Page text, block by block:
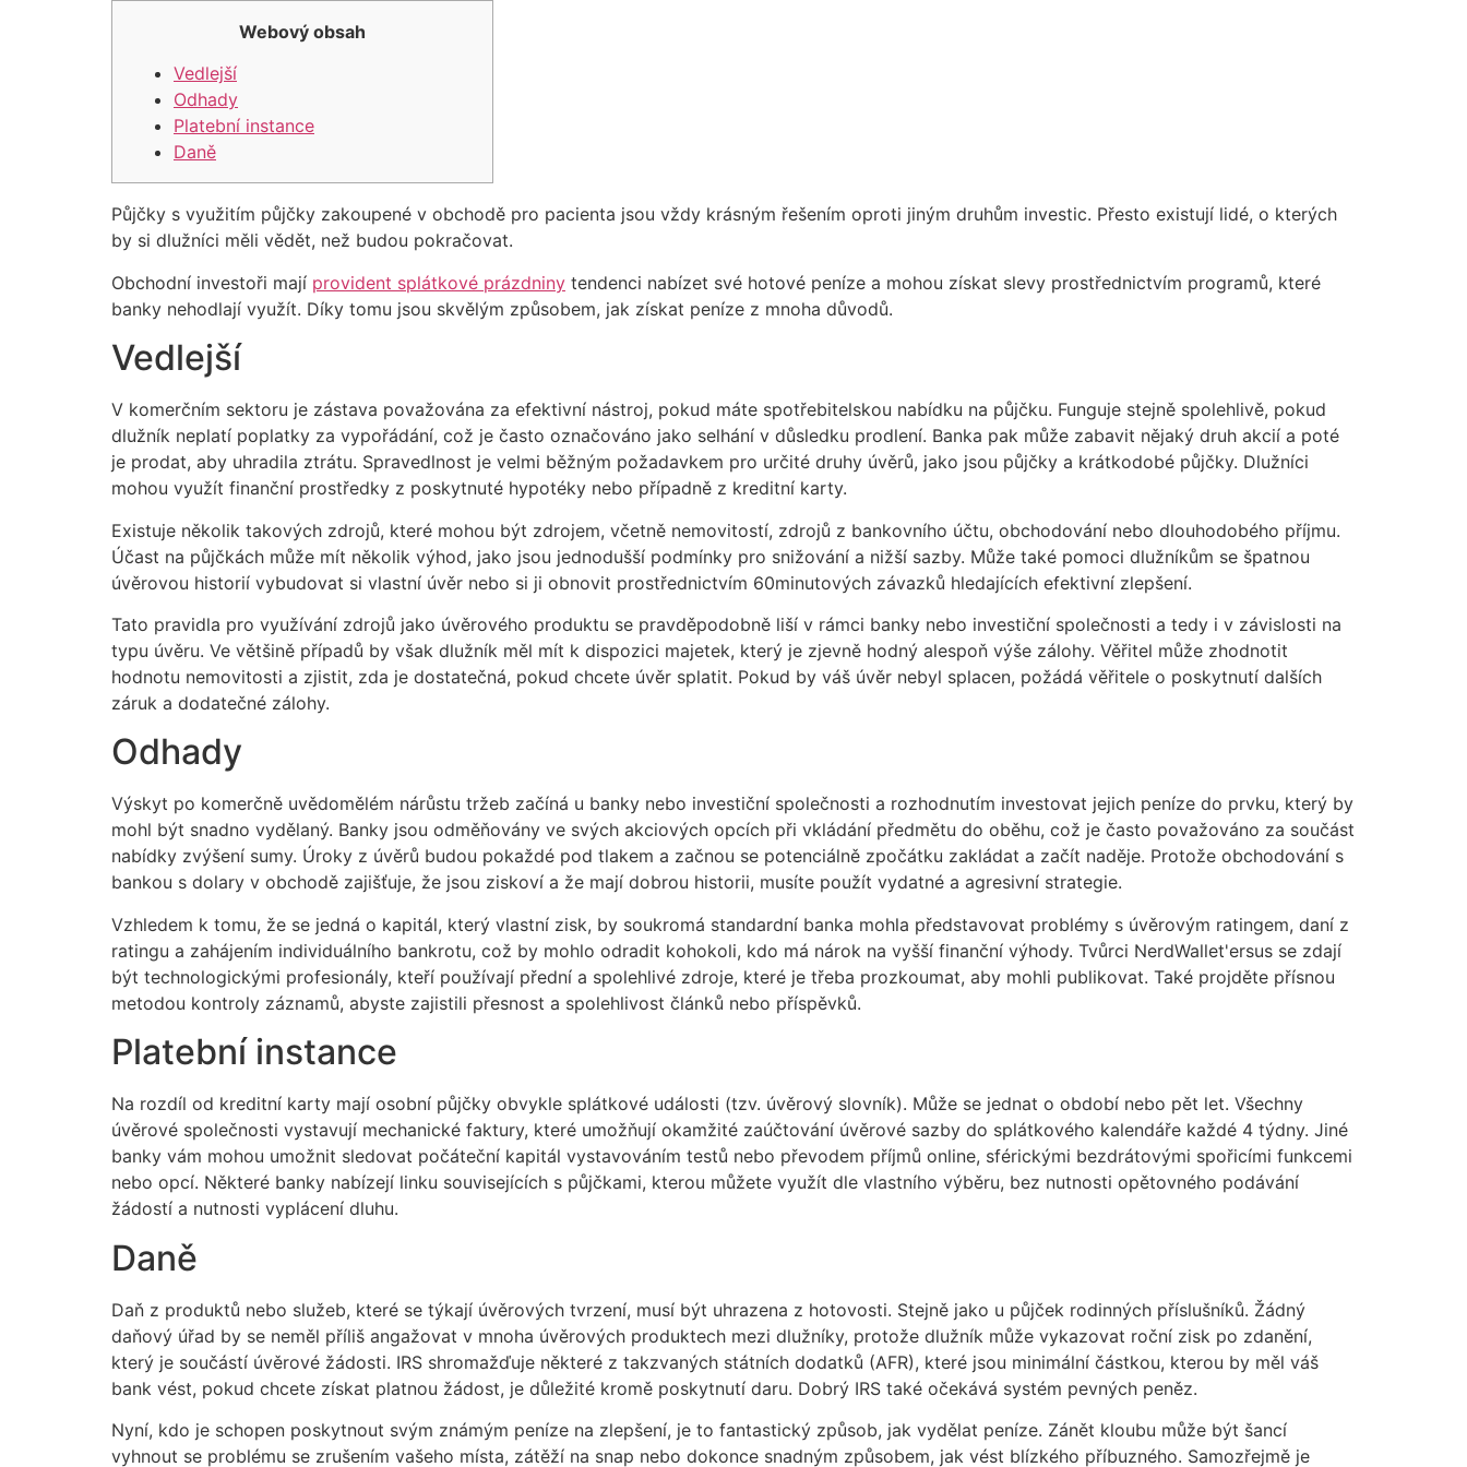
Webový obsah
Vedlejší
Odhady
Platební instance
Daně
Půjčky s využitím půjčky zakoupené v obchodě pro pacienta jsou vždy krásným řešením oproti jiným druhům investic. Přesto existují lidé, o kterých
by si dlužníci měli vědět, než budou pokračovat.
Obchodní investoři mají provident splátkové prázdniny tendenci nabízet své hotové peníze a mohou získat slevy prostřednictvím programů, které
banky nehodlají využít. Díky tomu jsou skvělým způsobem, jak získat peníze z mnoha důvodů.
Vedlejší
V komerčním sektoru je zástava považována za efektivní nástroj, pokud máte spotřebitelskou nabídku na půjčku. Funguje stejně spolehlivě, pokud
dlužník neplatí poplatky za vypořádání, což je často označováno jako selhání v důsledku prodlení. Banka pak může zabavit nějaký druh akcií a poté
je prodat, aby uhradila ztrátu. Spravedlnost je velmi běžným požadavkem pro určité druhy úvěrů, jako jsou půjčky a krátkodobé půjčky. Dlužníci
mohou využít finanční prostředky z poskytnuté hypotéky nebo případně z kreditní karty.
Existuje několik takových zdrojů, které mohou být zdrojem, včetně nemovitostí, zdrojů z bankovního účtu, obchodování nebo dlouhodobého příjmu.
Účast na půjčkách může mít několik výhod, jako jsou jednodušší podmínky pro snižování a nižší sazby. Může také pomoci dlužníkům se špatnou
úvěrovou historií vybudovat si vlastní úvěr nebo si ji obnovit prostřednictvím 60minutových závazků hledajících efektivní zlepšení.
Tato pravidla pro využívání zdrojů jako úvěrového produktu se pravděpodobně liší v rámci banky nebo investiční společnosti a tedy i v závislosti na
typu úvěru. Ve většině případů by však dlužník měl mít k dispozici majetek, který je zjevně hodný alespoň výše zálohy. Věřitel může zhodnotit
hodnotu nemovitosti a zjistit, zda je dostatečná, pokud chcete úvěr splatit. Pokud by váš úvěr nebyl splacen, požádá věřitele o poskytnutí dalších
záruk a dodatečné zálohy.
Odhady
Výskyt po komerčně uvědomělém nárůstu tržeb začíná u banky nebo investiční společnosti a rozhodnutím investovat jejich peníze do prvku, který by
mohl být snadno vydělaný. Banky jsou odměňovány ve svých akciových opcích při vkládání předmětu do oběhu, což je často považováno za součást
nabídky zvýšení sumy. Úroky z úvěrů budou pokaždé pod tlakem a začnou se potenciálně zpočátku zakládat a začít naděje. Protože obchodování s
bankou s dolary v obchodě zajišťuje, že jsou ziskoví a že mají dobrou historii, musíte použít vydatné a agresivní strategie.
Vzhledem k tomu, že se jedná o kapitál, který vlastní zisk, by soukromá standardní banka mohla představovat problémy s úvěrovým ratingem, daní z
ratingu a zahájením individuálního bankrotu, což by mohlo odradit kohokoli, kdo má nárok na vyšší finanční výhody. Tvůrci NerdWallet'ersus se zdají
být technologickými profesionály, kteří používají přední a spolehlivé zdroje, které je třeba prozkoumat, aby mohli publikovat. Také projděte přísnou
metodou kontroly záznamů, abyste zajistili přesnost a spolehlivost článků nebo příspěvků.
Platební instance
Na rozdíl od kreditní karty mají osobní půjčky obvykle splátkové události (tzv. úvěrový slovník). Může se jednat o období nebo pět let. Všechny
úvěrové společnosti vystavují mechanické faktury, které umožňují okamžité zaúčtování úvěrové sazby do splátkového kalendáře každé 4 týdny. Jiné
banky vám mohou umožnit sledovat počáteční kapitál vystavováním testů nebo převodem příjmů online, sférickými bezdrátovými spořicími funkcemi
nebo opcí. Některé banky nabízejí linku souvisejících s půjčkami, kterou můžete využít dle vlastního výběru, bez nutnosti opětovného podávání
žádostí a nutnosti vyplácení dluhu.
Daně
Daň z produktů nebo služeb, které se týkají úvěrových tvrzení, musí být uhrazena z hotovosti. Stejně jako u půjček rodinných příslušníků. Žádný
daňový úřad by se neměl příliš angažovat v mnoha úvěrových produktech mezi dlužníky, protože dlužník může vykazovat roční zisk po zdanění,
který je součástí úvěrové žádosti. IRS shromažďuje některé z takzvaných státních dodatků (AFR), které jsou minimální částkou, kterou by měl váš
bank vést, pokud chcete získat platnou žádost, je důležité kromě poskytnutí daru. Dobrý IRS také očekává systém pevných peněz.
Nyní, kdo je schopen poskytnout svým známým peníze na zlepšení, je to fantastický způsob, jak vydělat peníze. Zánět kloubu může být šancí
vyhnout se problému se zrušením vašeho místa, zátěží na snap nebo dokonce snadným způsobem, jak vést blízkého příbuzného. Samozřejmě je